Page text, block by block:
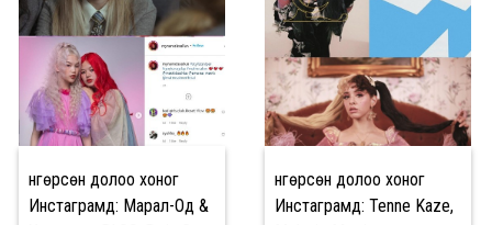
Өнгөрсөн долоо хоног
Инстаграмд: Марал-Од &
Өнгөрсөн долоо хоног
Инстаграмд: Tenne Kaze,